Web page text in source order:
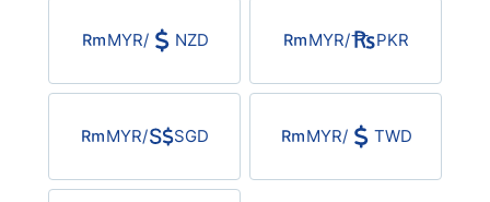
MYR/ NZD MYR/ PKR
MYR/ SGD MYR/ TWD